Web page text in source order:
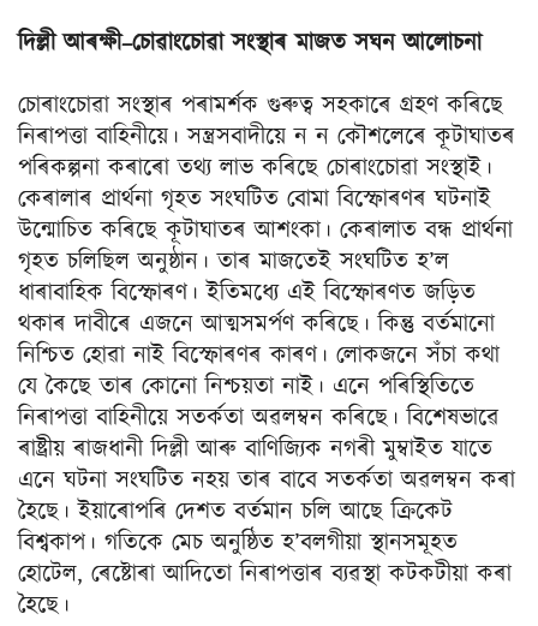
দিল্লী আৰক্ষী–চোৱাংচোৱা সংস্থাৰ মাজত সঘন আলোচনা
চোৰাংচোৱা সংস্থাৰ পৰামৰ্শক গুৰুত্ব সহকাৰে গ্ৰহণ কৰিছে
নিৰাপত্তা বাহিনীয়ে। সন্ত্ৰসবাদীয়ে ন ন কৌশলেৰে কূটাঘাতৰ
পৰিকল্পনা কৰাৰো তথ্য লাভ কৰিছে চোৰাংচোৱা সংস্থাই।
কেৰালাৰ প্ৰাৰ্থনা গৃহত সংঘটিত বোমা বিস্ফোৰণৰ ঘটনাই
উন্মোচিত কৰিছে কূটাঘাতৰ আশংকা। কেৰালাত বন্ধ প্ৰাৰ্থনা
গৃহত চলিছিল অনুষ্ঠান। তাৰ মাজতেই সংঘটিত হ’ল
ধাৰাবাহিক বিস্ফোৰণ। ইতিমধ্যে এই বিস্ফোৰণত জড়িত
থকাৰ দাবীৰে এজনে আত্মসমৰ্পণ কৰিছে। কিন্তু বৰ্তমানো
নিশ্চিত হোৱা নাই বিস্ফোৰণৰ কাৰণ। লোকজনে সঁচা কথা
যে কৈছে তাৰ কোনো নিশ্চয়তা নাই। এনে পৰিস্থিতিতে
নিৰাপত্তা বাহিনীয়ে সতৰ্কতা অৱলম্বন কৰিছে। বিশেষভাৱে
ৰাষ্ট্ৰীয় ৰাজধানী দিল্লী আৰু বাণিজ্যিক নগৰী মুম্বাইত যাতে
এনে ঘটনা সংঘটিত নহয় তাৰ বাবে সতৰ্কতা অৱলম্বন কৰা
হৈছে। ইয়াৰোপৰি দেশত বৰ্তমান চলি আছে ক্ৰিকেট
বিশ্বকাপ। গতিকে মেচ অনুষ্ঠিত হ’বলগীয়া স্থানসমূহত
হোটেল, ৰেষ্টোৰা আদিতো নিৰাপত্তাৰ ব্যৱস্থা কটকটীয়া কৰা
হৈছে।